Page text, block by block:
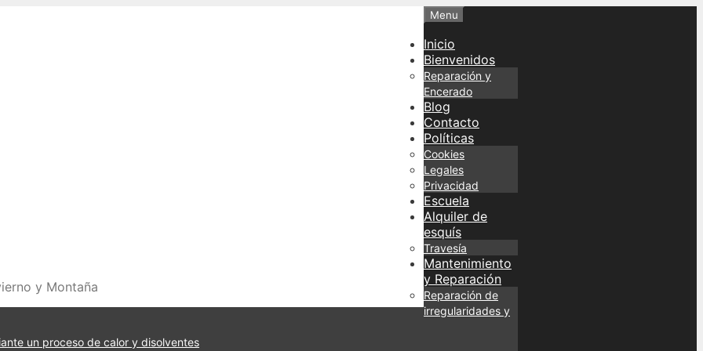
y Montaña
Menu
Inicio
Bienvenidos
Reparación y
Encerado
Blog
Contacto
Políticas
Cookies
Legales
Privacidad
Escuela
Alquiler de
esquís
Travesía
Mantenimiento
y Reparación
Reparación de
irregularidades y
un proceso de calor y disolventes